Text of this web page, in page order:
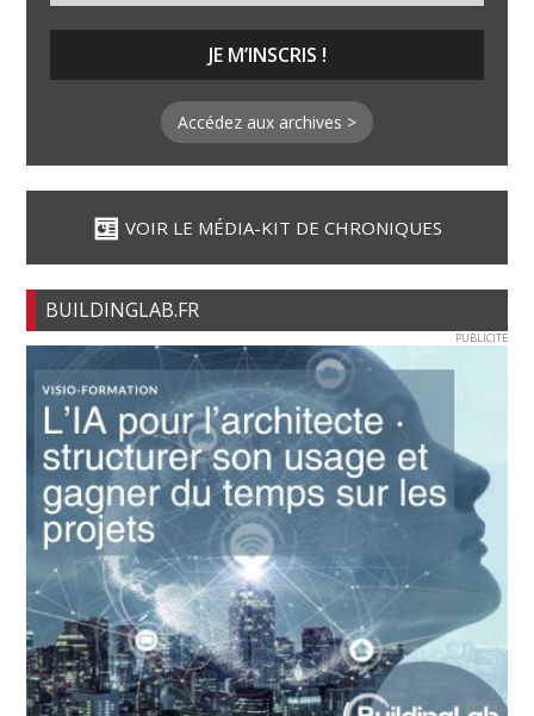
Accédez aux archives >
VOIR LE MÉDIA-KIT DE CHRONIQUES
BUILDINGLAB.FR
PUBLICITE